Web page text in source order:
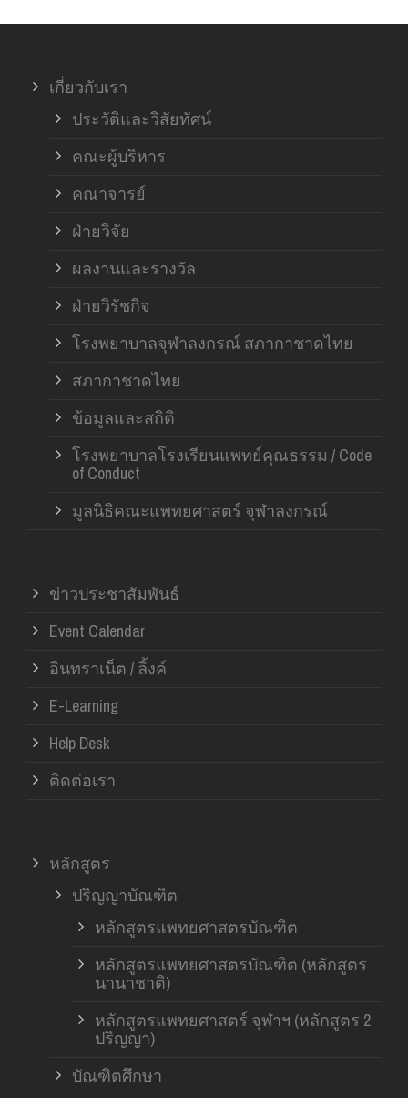
เกี่ยวกับเรา
ประวัติและวิสัยทัศน์
คณะผู้บริหาร
คณาจารย์
ฝ่ายวิจัย
ผลงานและรางวัล
ฝ่ายวิรัชกิจ
โรงพยาบาลจุฬาลงกรณ์ สภากาชาดไทย
สภากาชาดไทย
ข้อมูลและสถิติ
โรงพยาบาลโรงเรียนแพทย์คุณธรรม / Code
of Conduct
มูลนิธิคณะแพทยศาสตร์ จุฬาลงกรณ์
ข่าวประชาสัมพันธ์
Event Calendar
อินทราเน็ต / ลิ้งค์
E-Learning
Help Desk
ติดต่อเรา
หลักสูตร
ปริญญาบัณฑิต
หลักสูตรแพทยศาสตรบัณฑิต
หลักสูตรแพทยศาสตรบัณฑิต (หลักสูตร
นานาชาติ)
หลักสูตรแพทยศาสตร์ จุฬาฯ (หลักสูตร 2
ปริญญา)
บัณฑิตศึกษา